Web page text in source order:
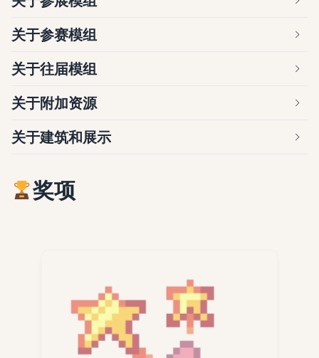
关于参赛模组
关于往届模组
关于附加资源
关于建筑和展示
奖项